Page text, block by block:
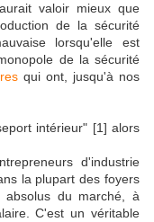
valoir mieux que
de la sécurité
lorsqu'elle est
de la sécurité
qui ont, jusqu'à nos
intérieur" [1] alors
d'industrie
la plupart des foyers
du marché, à
C'est un véritable